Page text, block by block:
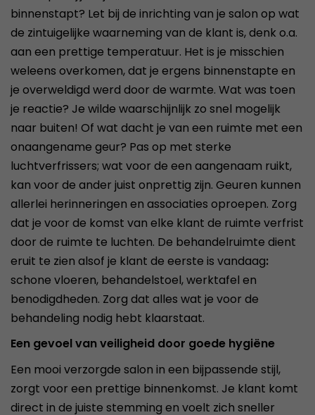
binnenstapt? Let bij de inrichting van je salon op wat
de zintuigelijke waarneming van de klant is, denk o.a.
aan een prettige temperatuur. Het is je misschien
weleens overkomen, dat je ergens binnenstapte en
je overweldigd werd door de warmte. Wat was toen
je reactie? Je wilde waarschijnlijk zo snel mogelijk
naar buiten! Of wat dacht je van een ruimte met een
onaangename geur? Pas op met sterke
luchtverfrissers; wat voor de een aangenaam ruikt,
kan voor de ander juist onprettig zijn. Geuren kunnen
allerlei herinneringen en associaties oproepen. Zorg
dat je voor de komst van elke klant de ruimte verfrist
door de ruimte te luchten. De behandelruimte dient
eruit te zien alsof je klant de eerste is vandaag:
schone vloeren, behandelstoel, werktafel en
benodigdheden. Zorg dat alles wat je voor de
behandeling nodig hebt klaarstaat.
Een gevoel van veiligheid door goede hygiëne
Een mooi verzorgde salon in een bijpassende stijl,
zorgt voor een prettige binnenkomst. Je klant komt
direct in de juiste stemming en voelt zich sneller